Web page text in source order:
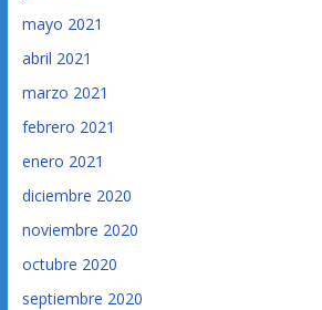
mayo 2021
abril 2021
marzo 2021
febrero 2021
enero 2021
diciembre 2020
noviembre 2020
octubre 2020
septiembre 2020